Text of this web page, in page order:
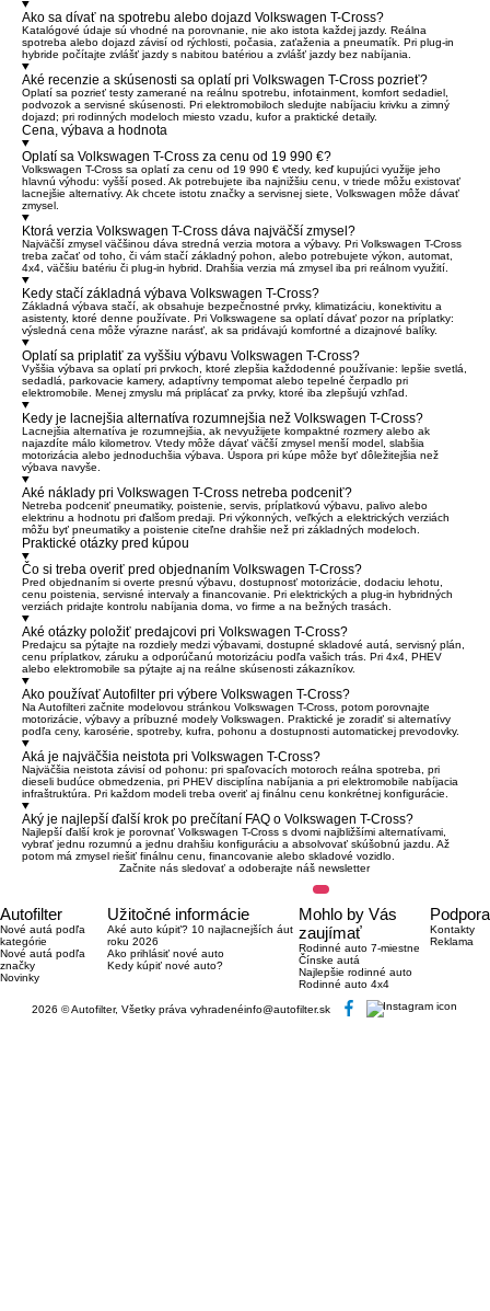
Ako sa dívať na spotrebu alebo dojazd Volkswagen T-Cross?
Katalógové údaje sú vhodné na porovnanie, nie ako istota každej jazdy. Reálna
spotreba alebo dojazd závisí od rýchlosti, počasia, zaťaženia a pneumatík. Pri plug-in
hybride počítajte zvlášť jazdy s nabitou batériou a zvlášť jazdy bez nabíjania.
Aké recenzie a skúsenosti sa oplatí pri Volkswagen T-Cross pozrieť?
Oplatí sa pozrieť testy zamerané na reálnu spotrebu, infotainment, komfort sedadiel,
podvozok a servisné skúsenosti. Pri elektromobiloch sledujte nabíjaciu krivku a zimný
dojazd; pri rodinných modeloch miesto vzadu, kufor a praktické detaily.
Cena, výbava a hodnota
Oplatí sa Volkswagen T-Cross za cenu od 19 990 €?
Volkswagen T-Cross sa oplatí za cenu od 19 990 € vtedy, keď kupujúci využije jeho
hlavnú výhodu: vyšší posed. Ak potrebujete iba najnižšiu cenu, v triede môžu existovať
lacnejšie alternatívy. Ak chcete istotu značky a servisnej siete, Volkswagen môže dávať
zmysel.
Ktorá verzia Volkswagen T-Cross dáva najväčší zmysel?
Najväčší zmysel väčšinou dáva stredná verzia motora a výbavy. Pri Volkswagen T-Cross
treba začať od toho, či vám stačí základný pohon, alebo potrebujete výkon, automat,
4x4, väčšiu batériu či plug-in hybrid. Drahšia verzia má zmysel iba pri reálnom využití.
Kedy stačí základná výbava Volkswagen T-Cross?
Základná výbava stačí, ak obsahuje bezpečnostné prvky, klimatizáciu, konektivitu a
asistenty, ktoré denne používate. Pri Volkswagene sa oplatí dávať pozor na príplatky:
výsledná cena môže výrazne narásť, ak sa pridávajú komfortné a dizajnové balíky.
Oplatí sa priplatiť za vyššiu výbavu Volkswagen T-Cross?
Vyššia výbava sa oplatí pri prvkoch, ktoré zlepšia každodenné používanie: lepšie svetlá,
sedadlá, parkovacie kamery, adaptívny tempomat alebo tepelné čerpadlo pri
elektromobile. Menej zmyslu má priplácať za prvky, ktoré iba zlepšujú vzhľad.
Kedy je lacnejšia alternatíva rozumnejšia než Volkswagen T-Cross?
Lacnejšia alternatíva je rozumnejšia, ak nevyužijete kompaktné rozmery alebo ak
najazdíte málo kilometrov. Vtedy môže dávať väčší zmysel menší model, slabšia
motorizácia alebo jednoduchšia výbava. Úspora pri kúpe môže byť dôležitejšia než
výbava navyše.
Aké náklady pri Volkswagen T-Cross netreba podceniť?
Netreba podceniť pneumatiky, poistenie, servis, príplatkovú výbavu, palivo alebo
elektrinu a hodnotu pri ďalšom predaji. Pri výkonných, veľkých a elektrických verziách
môžu byť pneumatiky a poistenie citeľne drahšie než pri základných modeloch.
Praktické otázky pred kúpou
Čo si treba overiť pred objednaním Volkswagen T-Cross?
Pred objednaním si overte presnú výbavu, dostupnosť motorizácie, dodaciu lehotu,
cenu poistenia, servisné intervaly a financovanie. Pri elektrických a plug-in hybridných
verziách pridajte kontrolu nabíjania doma, vo firme a na bežných trasách.
Aké otázky položiť predajcovi pri Volkswagen T-Cross?
Predajcu sa pýtajte na rozdiely medzi výbavami, dostupné skladové autá, servisný plán,
cenu príplatkov, záruku a odporúčanú motorizáciu podľa vašich trás. Pri 4x4, PHEV
alebo elektromobile sa pýtajte aj na reálne skúsenosti zákazníkov.
Ako používať Autofilter pri výbere Volkswagen T-Cross?
Na Autofilteri začnite modelovou stránkou Volkswagen T-Cross, potom porovnajte
motorizácie, výbavy a príbuzné modely Volkswagen. Praktické je zoradiť si alternatívy
podľa ceny, karosérie, spotreby, kufra, pohonu a dostupnosti automatickej prevodovky.
Aká je najväčšia neistota pri Volkswagen T-Cross?
Najväčšia neistota závisí od pohonu: pri spaľovacích motoroch reálna spotreba, pri
dieseli budúce obmedzenia, pri PHEV disciplína nabíjania a pri elektromobile nabíjacia
infraštruktúra. Pri každom modeli treba overiť aj finálnu cenu konkrétnej konfigurácie.
Aký je najlepší ďalší krok po prečítaní FAQ o Volkswagen T-Cross?
Najlepší ďalší krok je porovnať Volkswagen T-Cross s dvomi najbližšími alternatívami,
vybrať jednu rozumnú a jednu drahšiu konfiguráciu a absolvovať skúšobnú jazdu. Až
potom má zmysel riešiť finálnu cenu, financovanie alebo skladové vozidlo.
Začnite nás sledovať a odoberajte náš newsletter
Autofilter
Nové autá podľa
kategórie
Nové autá podľa
značky
Novinky
Užitočné informácie
Aké auto kúpiť? 10 najlacnejších áut
roku 2026
Ako prihlásiť nové auto
Kedy kúpiť nové auto?
Mohlo by Vás
zaujímať
Rodinné auto 7-miestne
Čínske autá
Najlepšie rodinné auto
Rodinné auto 4x4
Podpora
Kontakty
Reklama
2026 © Autofilter, Všetky práva vyhradenéinfo@autofilter.sk